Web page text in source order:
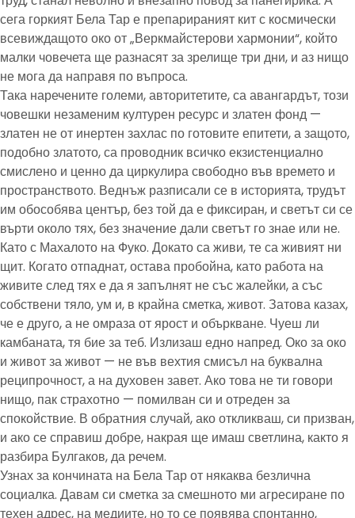
сега горкият Бела Тар е препарираният кит с космически
всевиждащото око от „Веркмайстерови хармонии“, който
малки човечета ще разнасят за зрелище три дни, и аз нищо
не мога да направя по въпроса.
Така наречените големи, авторитетите, са авангардът, този
човешки незаменим културен ресурс и златен фонд —
златен не от инертен захлас по готовите епитети, а защото,
подобно златото, са проводник всичко екзистенциално
смислено и ценно да циркулира свободно във времето и
пространството. Веднъж разписали се в историята, трудът
им обособява център, без той да е фиксиран, и светът си се
върти около тях, без значение дали светът го знае или не.
Като с Махалото на Фуко. Докато са живи, те са живият ни
щит. Когато отпаднат, остава пробойна, като работа на
живите след тях е да я запълнят не със жалейки, а със
собствени тяло, ум и, в крайна сметка, живот. Затова казах,
че е друго, а не омраза от ярост и объркване. Чуеш ли
камбаната, тя бие за теб. Излизаш едно напред. Око за око
и живот за живот — не във вехтия смисъл на буквална
реципрочност, а на духовен завет. Ако това не ти говори
нищо, пак страхотно — помилван си и отреден за
спокойствие. В обратния случай, ако откликваш, си призван,
и ако се справиш добре, накрая ще имаш светлина, както я
разбира Булгаков, да речем.
Узнах за кончината на Бела Тар от някаква безлична
социалка. Давам си сметка за смешното ми агресиране по
техен адрес, на медиите, но то се появява спонтанно,